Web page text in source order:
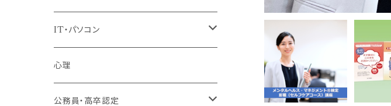
IT・パソコン
MOS（ﾏｲｸﾛｿﾌﾄｵﾌｨｽｽﾍﾟｼｬﾘｽﾄ）講座
プログラミング・Web制作入門講座
心理
公務員・高卒認定